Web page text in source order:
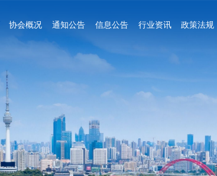
协会概况 通知公告 信息公告 行业资讯 政策法规